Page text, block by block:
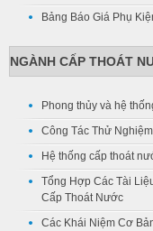
Bảng Báo Giá Phụ
NGÀNH CẤP THOÁT
Phong thủy và hệ
Công Tác Thử
Hệ thống cấp thoát
Tổng Hợp Các Tài
Cấp Thoát Nước
Các Khái Niệm Cơ